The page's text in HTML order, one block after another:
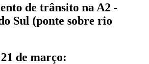
de trânsito na A2 -
Sul (ponte sobre rio
de março: